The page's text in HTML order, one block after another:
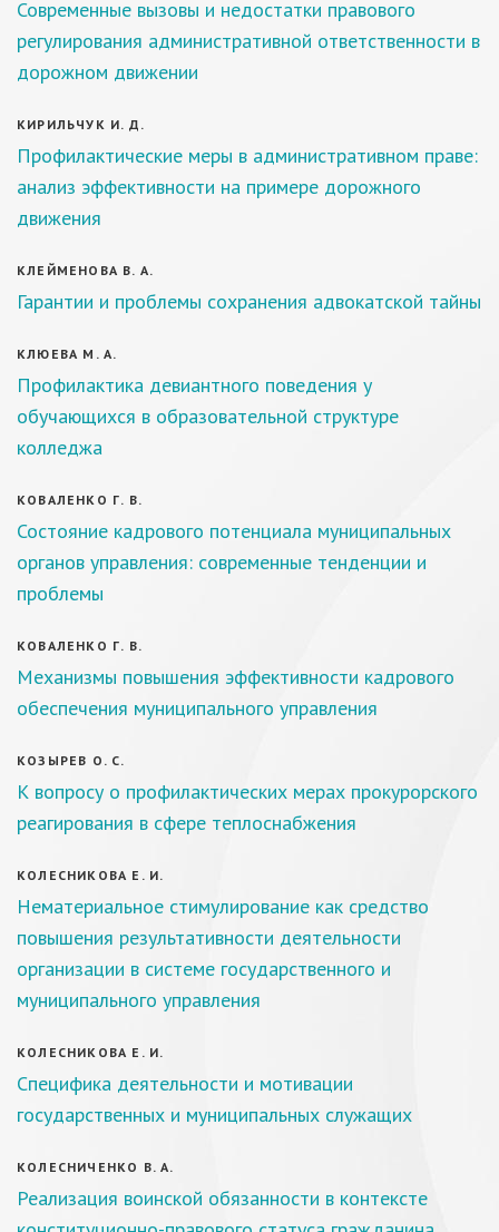
Современные вызовы и недостатки правового
регулирования административной ответственности в
дорожном движении
КИРИЛЬЧУК И. Д.
Профилактические меры в административном праве:
анализ эффективности на примере дорожного
движения
КЛЕЙМЕНОВА В. А.
Гарантии и проблемы сохранения адвокатской тайны
КЛЮЕВА М. А.
Профилактика девиантного поведения у
обучающихся в образовательной структуре
колледжа
КОВАЛЕНКО Г. В.
Состояние кадрового потенциала муниципальных
органов управления: современные тенденции и
проблемы
КОВАЛЕНКО Г. В.
Механизмы повышения эффективности кадрового
обеспечения муниципального управления
КОЗЫРЕВ О. С.
К вопросу о профилактических мерах прокурорского
реагирования в сфере теплоснабжения
КОЛЕСНИКОВА Е. И.
Нематериальное стимулирование как средство
повышения результативности деятельности
организации в системе государственного и
муниципального управления
КОЛЕСНИКОВА Е. И.
Специфика деятельности и мотивации
государственных и муниципальных служащих
КОЛЕСНИЧЕНКО В. А.
Реализация воинской обязанности в контексте